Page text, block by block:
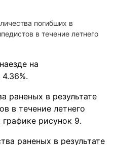
погибших в
в течение летнего
на
раненых в результате
в течение летнего
рисунок 9.